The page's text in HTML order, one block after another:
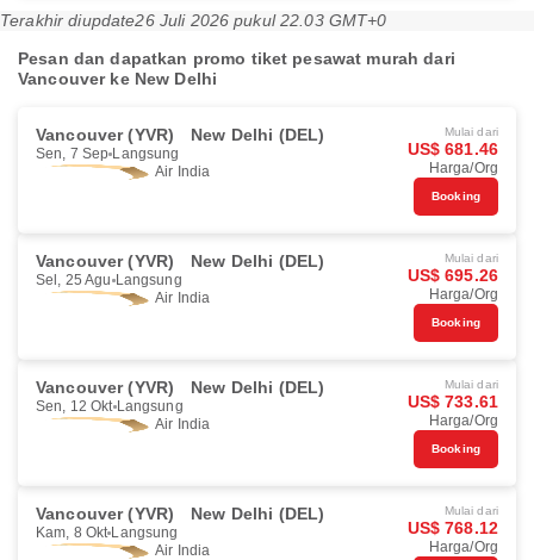
Terakhir diupdate26 Juli 2026 pukul 22.03 GMT+0
Pesan dan dapatkan promo tiket pesawat murah dari
Vancouver ke New Delhi
Vancouver (YVR) New Delhi (DEL)
Sen, 7 Sep Langsung
Air India
Mulai dari
US$ 681.46
Harga/Org
Booking
Vancouver (YVR) New Delhi (DEL)
Sel, 25 Agu Langsung
Air India
Mulai dari
US$ 695.26
Harga/Org
Booking
Vancouver (YVR) New Delhi (DEL)
Sen, 12 Okt Langsung
Air India
Mulai dari
US$ 733.61
Harga/Org
Booking
Vancouver (YVR) New Delhi (DEL)
Kam, 8 Okt Langsung
Air India
Mulai dari
US$ 768.12
Harga/Org